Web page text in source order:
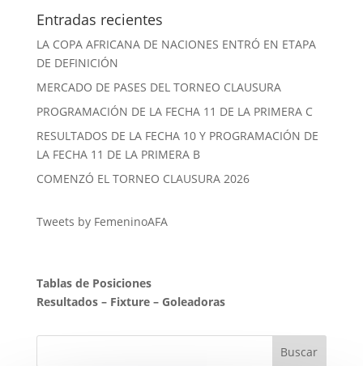
Entradas recientes
LA COPA AFRICANA DE NACIONES ENTRÓ EN ETAPA
DE DEFINICIÓN
MERCADO DE PASES DEL TORNEO CLAUSURA
PROGRAMACIÓN DE LA FECHA 11 DE LA PRIMERA C
RESULTADOS DE LA FECHA 10 Y PROGRAMACIÓN DE
LA FECHA 11 DE LA PRIMERA B
COMENZÓ EL TORNEO CLAUSURA 2026
Tweets by FemeninoAFA
Tablas de Posiciones
Resultados– Fixture– Goleadoras